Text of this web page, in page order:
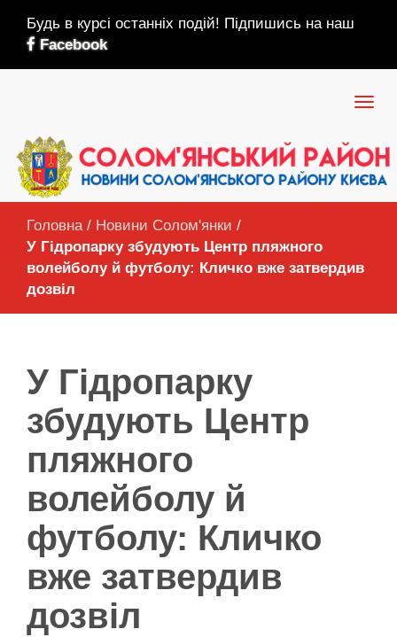
Будь в курсі останніх подій! Підпишись на наш
Facebook
Головна / Новини Солом'янки /
У Гідропарку збудують Центр пляжного
волейболу й футболу: Кличко вже затвердив
дозвіл
У Гідропарку
збудують Центр
пляжного
волейболу й
футболу: Кличко
вже затвердив
дозвіл